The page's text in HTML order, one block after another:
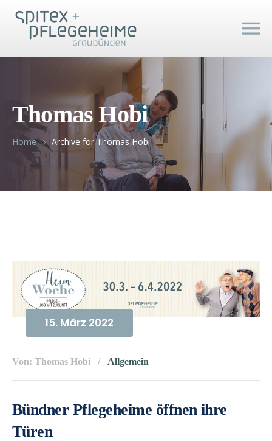
Thomas Hobi
Home Archive for Thomas Hobi
15. März 2022
Von: Thomas Hobi Allgemein
Bündner Pflegeheime öffnen ihre
Türen